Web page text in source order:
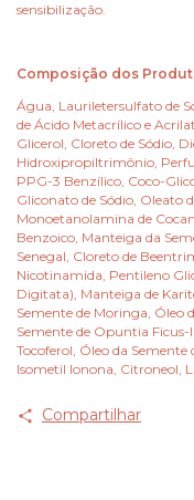
sensibilização.
Composição dos
Água, Lauriletersulfato de
de Ácido Metacrílico e
Glicerol, Cloreto de Sódio,
Hidroxipropiltrimônio,
PPG-3 Benzílico, Coco-
Gliconato de Sódio, Oleato
Monoetanolamina de
Benzoico, Manteiga da
Senegal, Cloreto de
Nicotinamida, Pentileno
Digitata), Manteiga de
Semente de Moringa, Óleo
Semente de Opuntia Ficus-
Tocoferol, Óleo da Semente
Isometil Ionona, Citroneol,
Compartilhar